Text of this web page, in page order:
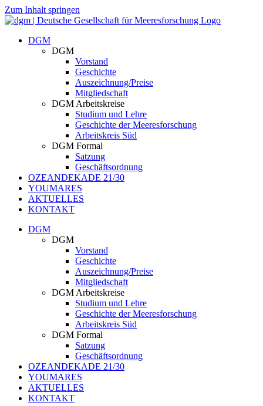
Zum Inhalt springen
DGM
DGM
Vorstand
Geschichte
Auszeichnung/Preise
Mitgliedschaft
DGM Arbeitskreise
Studium und Lehre
Geschichte der Meeresforschung
Arbeitskreis Süd
DGM Formal
Satzung
Geschäftsordnung
OZEANDEKADE 21/30
YOUMARES
AKTUELLES
KONTAKT
DGM
DGM
Vorstand
Geschichte
Auszeichnung/Preise
Mitgliedschaft
DGM Arbeitskreise
Studium und Lehre
Geschichte der Meeresforschung
Arbeitskreis Süd
DGM Formal
Satzung
Geschäftsordnung
OZEANDEKADE 21/30
YOUMARES
AKTUELLES
KONTAKT